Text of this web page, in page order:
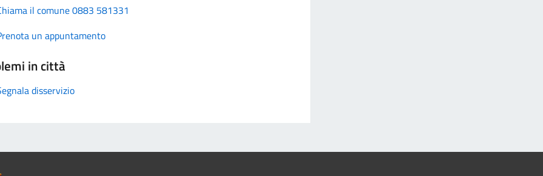
il comune 0883 581331
un appuntamento
in città
disservizio